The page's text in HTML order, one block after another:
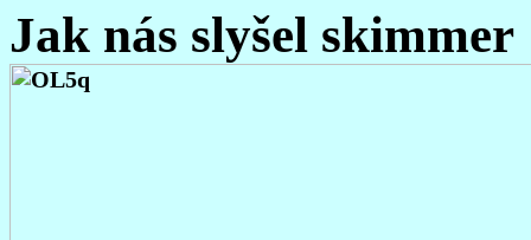
Jak nás slyšel skimmer